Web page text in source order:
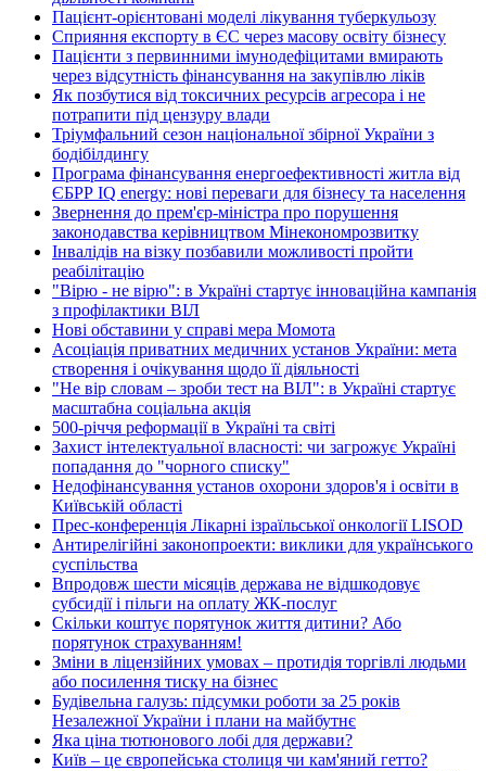
Пацієнт-орієнтовані моделі лікування туберкульозу
Сприяння експорту в ЄС через масову освіту бізнесу
Пацієнти з первинними імунодефіцитами вмирають
через відсутність фінансування на закупівлю ліків
Як позбутися від токсичних ресурсів агресора і не
потрапити під цензуру влади
Тріумфальний сезон національної збірної України з
бодібілдингу
Програма фінансування енергоефективності житла від
ЄБРР IQ energy: нові переваги для бізнесу та населення
Звернення до прем'єр-міністра про порушення
законодавства керівництвом Мінекономрозвитку
Інвалідів на візку позбавили можливості пройти
реабілітацію
"Вірю - не вірю": в Україні стартує інноваційна кампанія
з профілактики ВІЛ
Нові обставини у справі мера Момота
Асоціація приватних медичних установ України: мета
створення і очікування щодо її діяльності
"Не вір словам – зроби тест на ВІЛ": в Україні стартує
масштабна соціальна акція
500-річчя реформації в Україні та світі
Захист інтелектуальної власності: чи загрожує Україні
попадання до "чорного списку"
Недофінансування установ охорони здоров'я і освіти в
Київській області
Прес-конференція Лікарні ізраїльської онкології LISOD
Антирелігійні законопроекти: виклики для українського
суспільства
Впродовж шести місяців держава не відшкодовує
субсидії і пільги на оплату ЖК-послуг
Скільки коштує порятунок життя дитини? Або
порятунок страхуванням!
Зміни в ліцензійних умовах – протидія торгівлі людьми
або посилення тиску на бізнес
Будівельна галузь: підсумки роботи за 25 років
Незалежної України і плани на майбутнє
Яка ціна тютюнового лобі для держави?
Київ – це європейська столиця чи кам'яний гетто?